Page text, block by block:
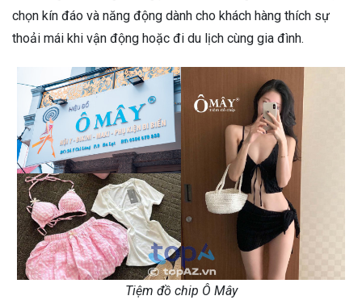
chọn kín đáo và năng động dành cho khách hàng thích sự
thoải mái khi vận động hoặc đi du lịch cùng gia đình.
Tiệm đồ chip Ô Mây